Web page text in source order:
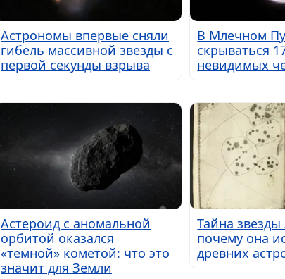
Астрономы впервые сняли
гибель массивной звезды с
первой секунды взрыва
В Млечном
скрываться
невидимых
Астероид с аномальной
орбитой оказался
«темной» кометой: что это
значит для Земли
Тайна
почему она
древних